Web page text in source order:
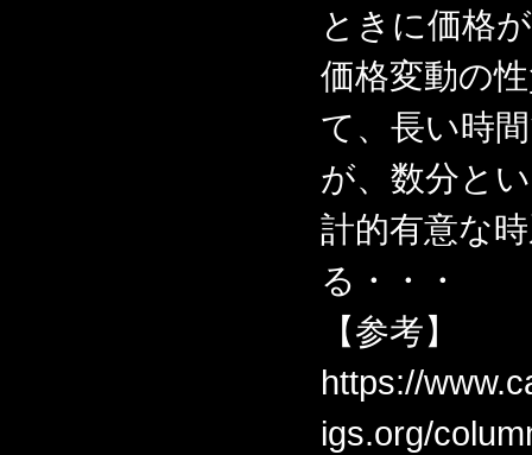
ときに価格
価格変動の
て、長い時
が、数分と
計的有意な
る・・・
【参考】
https://
igs.org/